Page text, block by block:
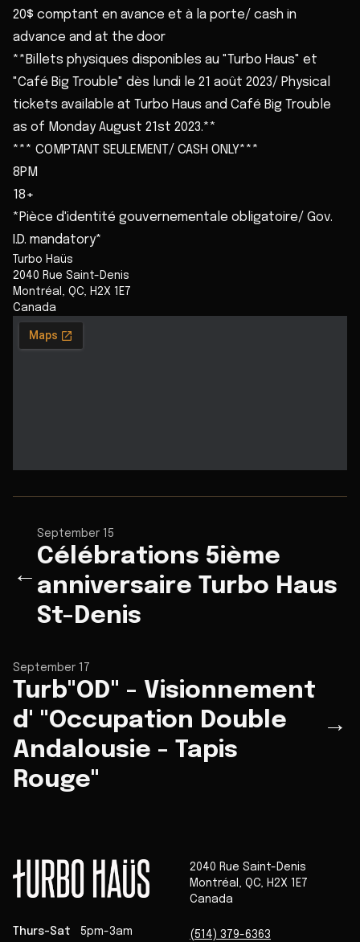
20$ comptant en avance et à la porte/ cash in
advance and at the door
**Billets physiques disponibles au "Turbo Haus" et
"Café Big Trouble" dès lundi le 21 août 2023/ Physical
tickets available at Turbo Haus and Café Big Trouble
as of Monday August 21st 2023.**
*** COMPTANT SEULEMENT/ CASH ONLY***
8PM
18+
*Pièce d'identité gouvernementale obligatoire/ Gov.
I.D. mandatory*
Turbo Haüs
2040 Rue Saint-Denis
Montréal , QC, H2X 1E7
Canada
←
September 15
Célébrations 5ième
anniversaire Turbo Haus
St-Denis
September 17
Turb"OD" - Visionnement
d' "Occupation Double
Andalousie - Tapis
Rouge"
→
Thurs-Sat 5pm-3am
2040 Rue Saint-Denis
Montréal , QC, H2X 1E7
Canada
(514) 379-6363